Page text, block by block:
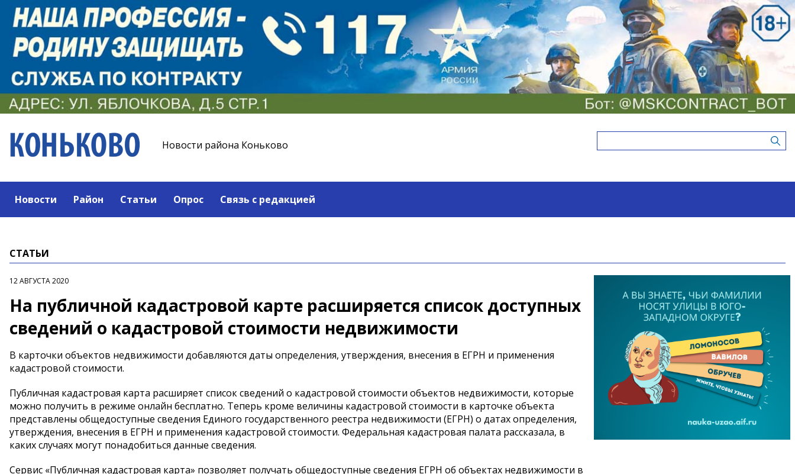
Новости района Коньково
Новости Район Статьи Опрос Связь с редакцией
СТАТЬИ
12 АВГУСТА 2020
На публичной кадастровой карте расширяется список доступных
сведений о кадастровой стоимости недвижимости
В карточки объектов недвижимости добавляются даты определения, утверждения, внесения в ЕГРН и применения
кадастровой стоимости.
Публичная кадастровая карта расширяет список сведений о кадастровой стоимости объектов недвижимости, которые
можно получить в режиме онлайн бесплатно. Теперь кроме величины кадастровой стоимости в карточке объекта
представлены общедоступные сведения Единого государственного реестра недвижимости (ЕГРН) о датах определения,
утверждения, внесения в ЕГРН и применения кадастровой стоимости. Федеральная кадастровая палата рассказала, в
каких случаях могут понадобиться данные сведения.
Сервис «Публичная кадастровая карта» позволяет получать общедоступные сведения ЕГРН об объектах недвижимости в